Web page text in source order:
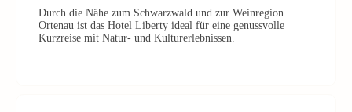
Durch die Nähe zum Schwarzwald und zur Weinregion
Ortenau ist das Hotel Liberty ideal für eine genussvolle
Kurzreise mit Natur- und Kulturerlebnissen.